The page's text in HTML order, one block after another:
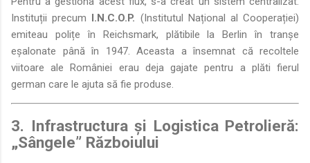
Instituții precum
I.N.C.O.P. (Institutul Național al Cooperației)
emiteau polițe în Reichsmark, plătibile la Berlin în tranșe
eșalonate până în 1947. Aceasta a însemnat că recoltele
viitoare ale României erau deja gajate pentru a plăti fierul
german care le ajuta să fie produse.
3. Infrastructura și Logistica Petrolieră:
„Sângele” Războiului